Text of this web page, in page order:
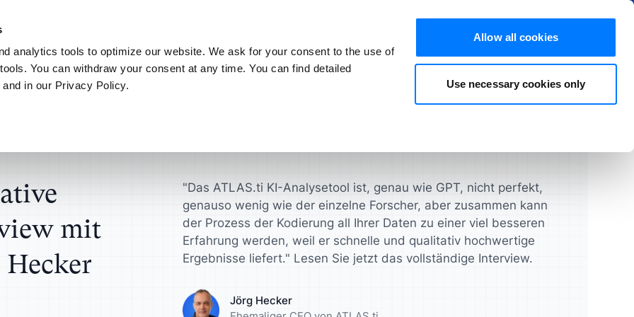
analytics tools to optimize our website. We ask for your consent to the use of
You can withdraw your consent at any time. You can find detailed
and in our Privacy Policy.
Allow all cookies
Use necessary cookies only
Designer
Sie Ihre Konzepte,
und mehr
Analyse von Umfragedaten
Fokusgruppen-Analyse
Inhaltsanalyse
User Research
ATLAS.ti Web
Feature-Vergleich
Feature-Übersicht
Universitäten
Optimieren Sie Ihre
akademischen
UX & Produkt-Designer
Validieren Sie Ihre Konzepte,
Prototypen und mehr
Marketingexperten
Connect
und einfach
Mein ATLAS.ti DE Kostenlos testen Jetzt kaufen
mit
"Das ATLAS.ti KI-Analysetool ist, genau wie GPT, nicht perfekt,
genauso wenig wie der einzelne Forscher, aber zusammen kann
der Prozess der Kodierung all Ihrer Daten zu einer viel besseren
Erfahrung werden, weil er schnelle und qualitativ hochwertige
Ergebnisse liefert." Lesen Sie jetzt das vollständige Interview.
Jörg Hecker